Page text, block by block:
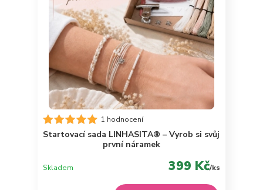
1 hodnocení
Startovací sada LINHASITA® – Vyrob si svůj
první náramek
399 Kč/ks
Skladem